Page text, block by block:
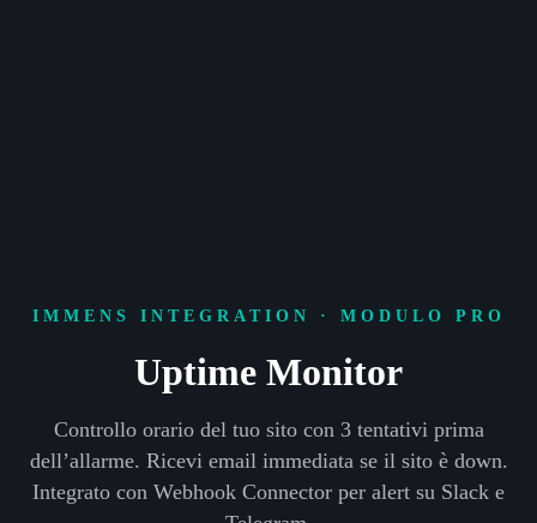
IMMENS INTEGRATION · MODULO PRO
Uptime Monitor
Controllo orario del tuo sito con 3 tentativi prima
dell’allarme. Ricevi email immediata se il sito è down.
Integrato con Webhook Connector per alert su Slack e